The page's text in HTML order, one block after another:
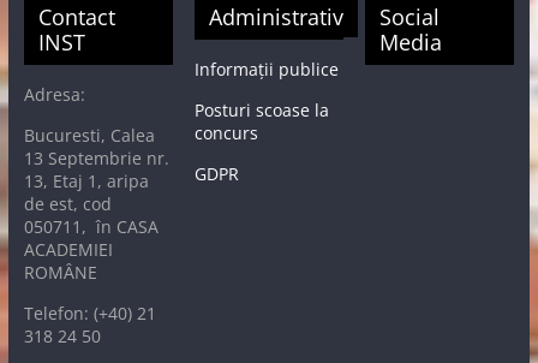
Contact
INST
Adresa:
Bucuresti, Calea
13 Septembrie nr.
13, Etaj 1, aripa
de est, cod
050711, în CASA
ACADEMIEI
ROMÂNE
Telefon: (+40) 21
318 24 50
Administrativ
Informații publice
Posturi scoase la
concurs
GDPR
Social
Media